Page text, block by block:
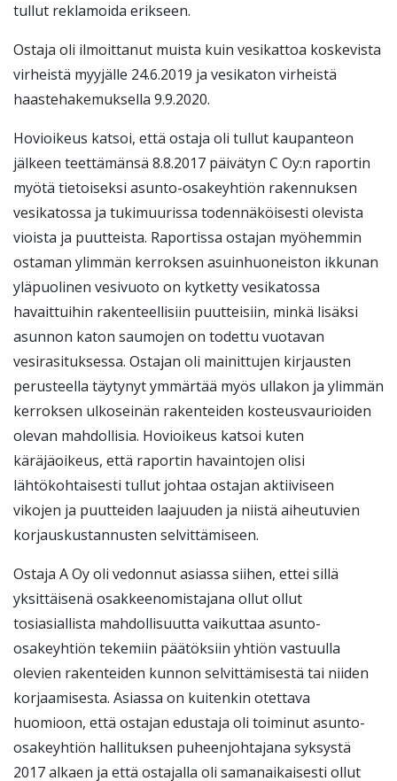
tullut reklamoida erikseen.
Ostaja oli ilmoittanut muista kuin vesikattoa koskevista
virheistä myyjälle 24.6.2019 ja vesikaton virheistä
haastehakemuksella 9.9.2020.
Hovioikeus katsoi, että ostaja oli tullut kaupanteon
jälkeen teettämänsä 8.8.2017 päivätyn C Oy:n raportin
myötä tietoiseksi asunto-osakeyhtiön rakennuksen
vesikatossa ja tukimuurissa todennäköisesti olevista
vioista ja puutteista. Raportissa ostajan myöhemmin
ostaman ylimmän kerroksen asuinhuoneiston ikkunan
yläpuolinen vesivuoto on kytketty vesikatossa
havaittuihin rakenteellisiin puutteisiin, minkä lisäksi
asunnon katon saumojen on todettu vuotavan
vesirasituksessa. Ostajan oli mainittujen kirjausten
perusteella täytynyt ymmärtää myös ullakon ja ylimmän
kerroksen ulkoseinän rakenteiden kosteusvaurioiden
olevan mahdollisia. Hovioikeus katsoi kuten
käräjäoikeus, että raportin havaintojen olisi
lähtökohtaisesti tullut johtaa ostajan aktiiviseen
vikojen ja puutteiden laajuuden ja niistä aiheutuvien
korjauskustannusten selvittämiseen.
Ostaja A Oy oli vedonnut asiassa siihen, ettei sillä
yksittäisenä osakkeenomistajana ollut ollut
tosiasiallista mahdollisuutta vaikuttaa asunto-
osakeyhtiön tekemiin päätöksiin yhtiön vastuulla
olevien rakenteiden kunnon selvittämisestä tai niiden
korjaamisesta. Asiassa on kuitenkin otettava
huomioon, että ostajan edustaja oli toiminut asunto-
osakeyhtiön hallituksen puheenjohtajana syksystä
2017 alkaen ja että ostajalla oli samanaikaisesti ollut